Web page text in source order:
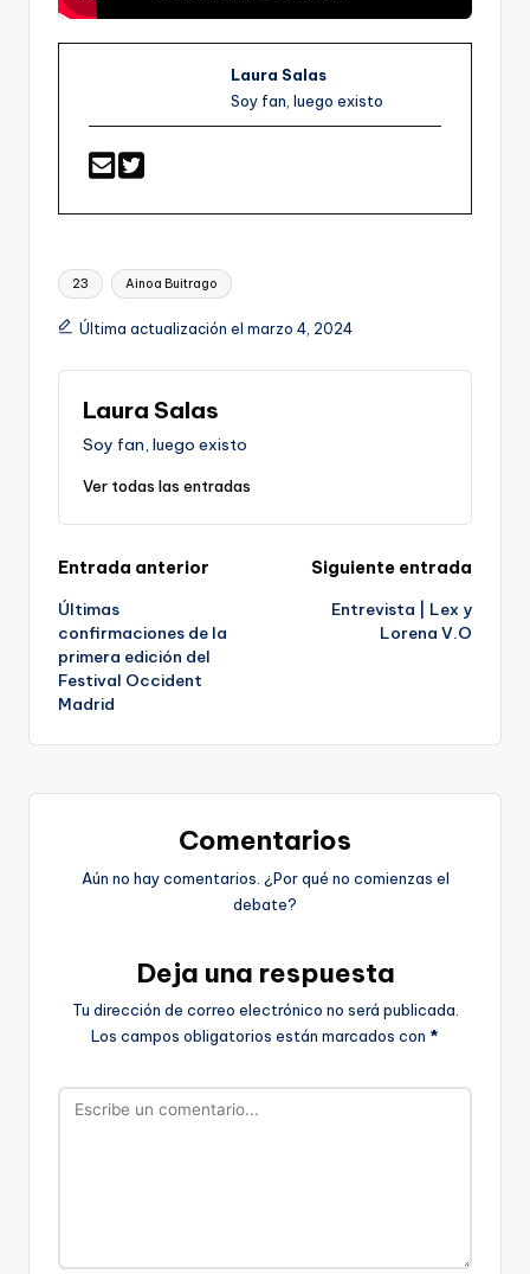
Laura Salas
Soy fan, luego existo
Etiquetas:
23 Ainoa Buitrago
Última actualización el marzo 4, 2024
Laura Salas
Soy fan, luego existo
Ver todas las entradas
Navegación
de
entradas
Entrada anterior
Últimas
confirmaciones de la
primera edición del
Festival Occident
Madrid
Siguiente entrada
Entrevista | Lex y
Lorena V.O
Comentarios
Aún no hay comentarios. ¿Por qué no comienzas el
debate?
Deja una respuesta
Tu dirección de correo electrónico no será publicada.
Los campos obligatorios están marcados con *